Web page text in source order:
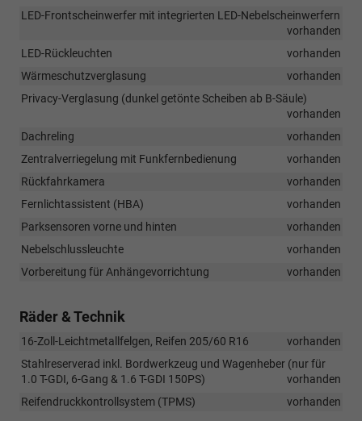
LED-Frontscheinwerfer mit integrierten LED-Nebelscheinwerfern
vorhanden
LED-Rückleuchten
vorhanden
Wärmeschutzverglasung
vorhanden
Privacy-Verglasung (dunkel getönte Scheiben ab B-Säule)
vorhanden
Dachreling
vorhanden
Zentralverriegelung mit Funkfernbedienung
vorhanden
Rückfahrkamera
vorhanden
Fernlichtassistent (HBA)
vorhanden
Parksensoren vorne und hinten
vorhanden
Nebelschlussleuchte
vorhanden
Vorbereitung für Anhängevorrichtung
vorhanden
Räder & Technik
16-Zoll-Leichtmetallfelgen, Reifen 205/60 R16
vorhanden
Stahlreserverad inkl. Bordwerkzeug und Wagenheber (nur für
1.0 T-GDI, 6-Gang & 1.6 T-GDI 150PS)
vorhanden
Reifendruckkontrollsystem (TPMS)
vorhanden